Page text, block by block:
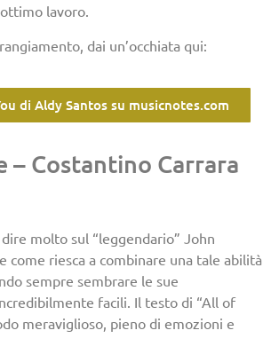
lavoro.
dai un’occhiata qui:
di Aldy Santos su musicnotes.com
– Costantino Carrara
molto sul “leggendario” John
come riesca a combinare una tale abilità
sempre sembrare le sue
facili. Il testo di “All of
meraviglioso, pieno di emozioni e